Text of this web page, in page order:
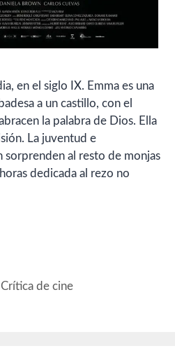
en el siglo IX. Emma es una
a un castillo, con el
la palabra de Dios. Ella
La juventud e
sorprenden al resto de monjas
dedicada al rezo no
Crítica de cine